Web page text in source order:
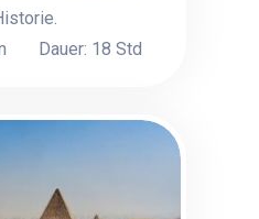
Dauer: 18 Std